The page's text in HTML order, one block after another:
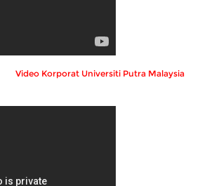
Video Korporat Universiti Putra Malaysia